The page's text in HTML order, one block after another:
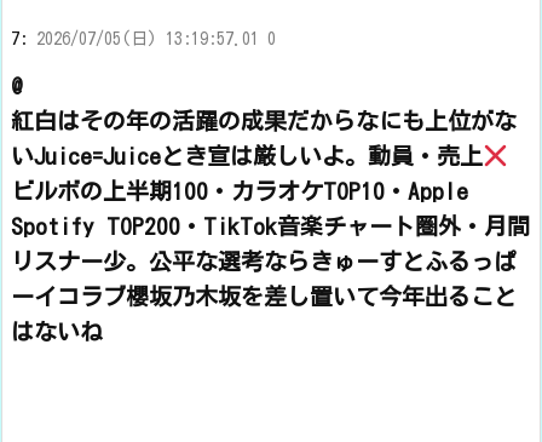
7: 2026/07/05(日) 13:19:57.01 0
@
紅白はその年の活躍の成果だからなにも上位がな
いJuice=Juiceとき宣は厳しいよ。動員・売上
ビルボの上半期100・カラオケTOP10・Apple
Spotify TOP200・TikTok音楽チャート圏外・月間
リスナー少。公平な選考ならきゅーすとふるっぱ
ーイコラブ櫻坂乃木坂を差し置いて今年出ること
はないね